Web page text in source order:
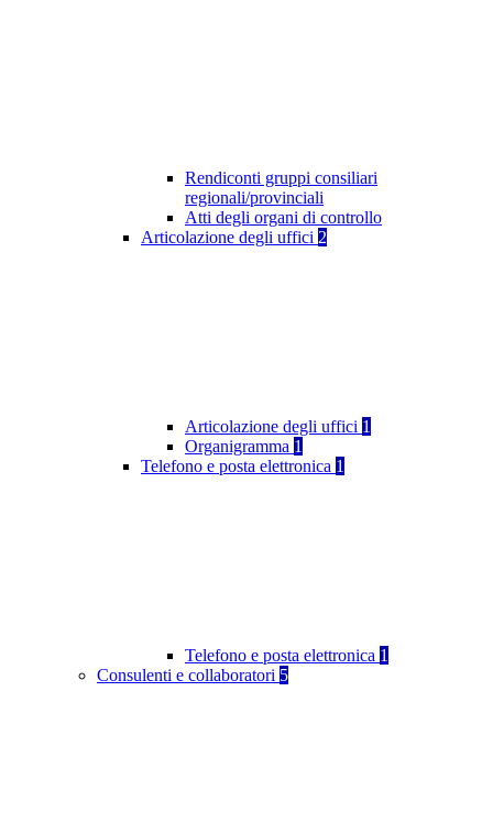
Rendiconti gruppi consiliari
regionali/provinciali
Atti degli organi di controllo
Articolazione degli uffici 2
Articolazione degli uffici 1
Organigramma 1
Telefono e posta elettronica 1
Telefono e posta elettronica 1
Consulenti e collaboratori 5